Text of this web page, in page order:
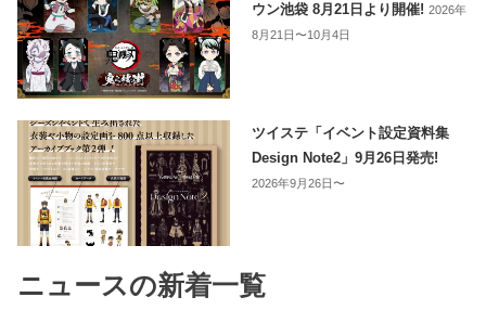
ウン池袋 8月21日より開催!2026年
8月21日〜10月4日
ツイステ「イベント設定資料集
Design Note2」9月26日発売!
2026年9月26日〜
ニュースの新着一覧